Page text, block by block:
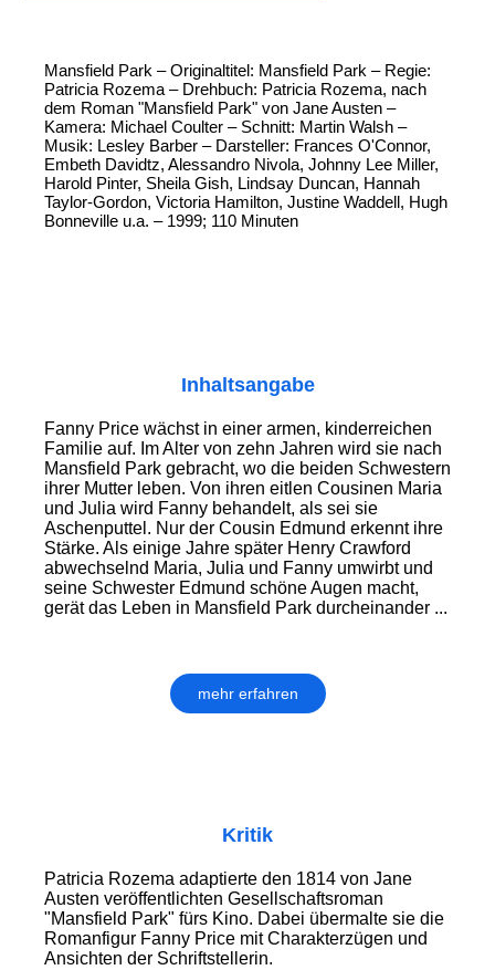
Mansfield Park – Originaltitel: Mansfield Park – Regie:
Patricia Rozema – Drehbuch: Patricia Rozema, nach
dem Roman "Mansfield Park" von Jane Austen –
Kamera: Michael Coulter – Schnitt: Martin Walsh –
Musik: Lesley Barber – Darsteller: Frances O'Connor,
Embeth Davidtz, Alessandro Nivola, Johnny Lee Miller,
Harold Pinter, Sheila Gish, Lindsay Duncan, Hannah
Taylor-Gordon, Victoria Hamilton, Justine Waddell, Hugh
Bonneville u.a. – 1999; 110 Minuten
Inhaltsangabe
Fanny Price wächst in einer armen, kinderreichen
Familie auf. Im Alter von zehn Jahren wird sie nach
Mansfield Park gebracht, wo die beiden Schwestern
ihrer Mutter leben. Von ihren eitlen Cousinen Maria
und Julia wird Fanny behandelt, als sei sie
Aschenputtel. Nur der Cousin Edmund erkennt ihre
Stärke. Als einige Jahre später Henry Crawford
abwechselnd Maria, Julia und Fanny umwirbt und
seine Schwester Edmund schöne Augen macht,
gerät das Leben in Mansfield Park durcheinander ...
mehr erfahren
Kritik
Patricia Rozema adaptierte den 1814 von Jane
Austen veröffentlichten Gesellschaftsroman
"Mansfield Park" fürs Kino. Dabei übermalte sie die
Romanfigur Fanny Price mit Charakterzügen und
Ansichten der Schriftstellerin.